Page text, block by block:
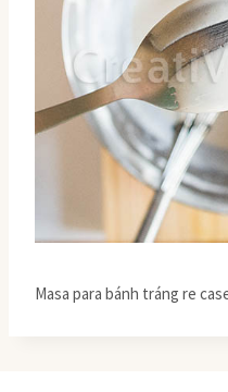
Masa para bánh tráng re